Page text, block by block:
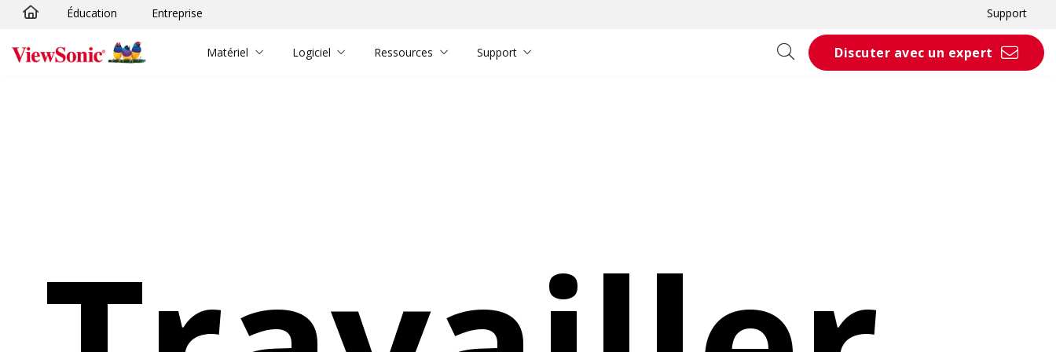
Passer au contenu principal
Éducation Entreprise Support
Matériel Logiciel Ressources Support Discuter avec un expert